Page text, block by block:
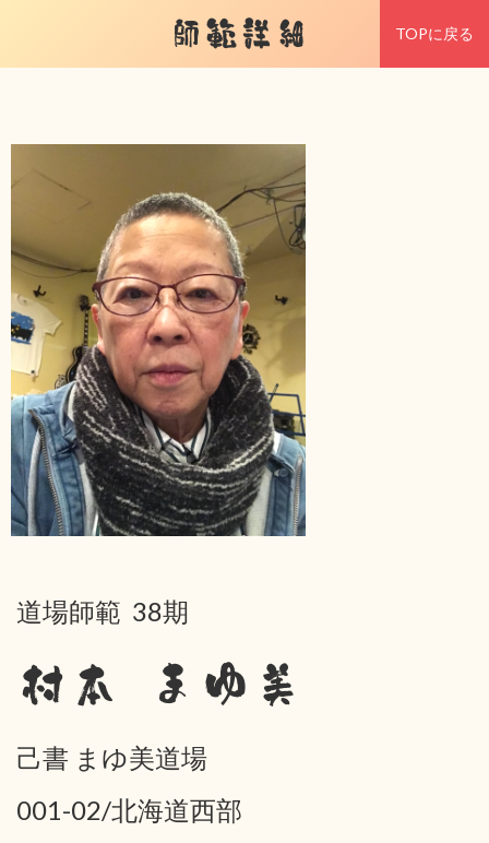
師範詳細 TOPに戻る
道場師範 38期
村本 まゆ美
己書 まゆ美道場
001-02/北海道西部